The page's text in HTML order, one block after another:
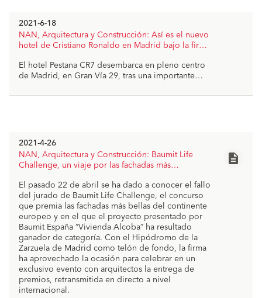
2021-6-18
NAN, Arquitectura y Construcción: Así es el nuevo
hotel de Cristiano Ronaldo en Madrid bajo la firma
Sistemas SATE Baumit
El hotel Pestana CR7 desembarca en pleno centro
de Madrid, en Gran Vía 29, tras una importante
Arquitectos. El objeto de esta intervención ha sido
actualmente exigibles a una instalación de esta
naturaleza. El patio interior está rehabilitado
energéticamente con un Sistema SATE Baumit, con
un elegante acabado final decorado con motivo
florales, una técnica del siglo XXI, que quiso
incorporar el estudio en este proyecto.
2021-4-26
NAN, Arquitectura y Construcción: Baumit Life
Challenge, un viaje por las fachadas más
El pasado 22 de abril se ha dado a conocer el fallo
del jurado de Baumit Life Challenge, el concurso
que premia las fachadas más bellas del continente
europeo y en el que el proyecto presentado por
Baumit España “Vivienda Alcoba” ha resultado
ganador de categoría. Con el Hipódromo de la
Zarzuela de Madrid como telón de fondo, la firma
ha aprovechado la ocasión para celebrar en un
exclusivo evento con arquitectos la entrega de
premios, retransmitida en directo a nivel
internacional.
description
file_download NAN_Baumit-Life-Challenge.pdf